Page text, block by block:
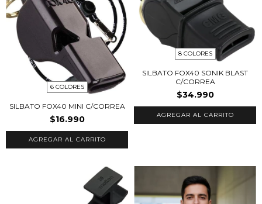
6 COLORES
SILBATO FOX40 MINI C/CORREA
$16.990
AGREGAR AL CARRITO
8 COLORES
SILBATO FOX40 SONIK BLAST
C/CORREA
$34.990
AGREGAR AL CARRITO